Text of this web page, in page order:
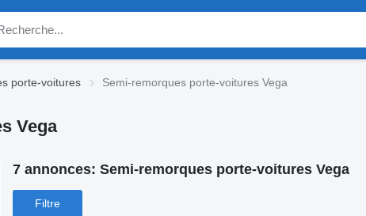
porte-voitures Semi-remorques porte-voitures Vega
Vega
7 annonces: Semi-remorques porte-voitures Vega
Filtre